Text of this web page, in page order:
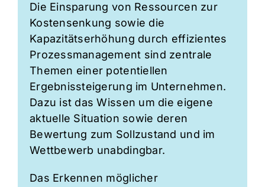
Die Einsparung von Ressourcen zur
Kostensenkung sowie die
Kapazitätserhöhung durch effizientes
Prozessmanagement sind zentrale
Themen einer potentiellen
Ergebnissteigerung im Unternehmen.
Dazu ist das Wissen um die eigene
aktuelle Situation sowie deren
Bewertung zum Sollzustand und im
Wettbewerb unabdingbar.
Das Erkennen möglicher